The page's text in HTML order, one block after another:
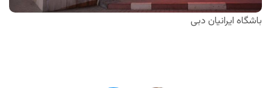
باشگاه ایرانیان دبی